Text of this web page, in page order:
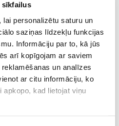
sīkfailus
personalizētu saturu un
saziņas līdzekļu funkcijas
Informāciju par to, kā jūs
arī kopīgojam ar saviem
un analīzes
ar citu informāciju, ko
kad lietojat viņu
masāžas speciālistes Olgas
citā laikā
sagatavošanās